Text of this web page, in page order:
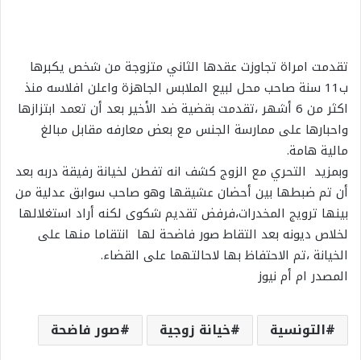
تقدمت امراة تجاوزت عقدها الثاني متزوجة من شخص يكبرها
ب11 سنة صاحب محل لبيع الملابس الجاهزة واعلن افلاسه منذ
اكثر من 6 أشهر ،تقدمت بقضية ضد الأخير بعد أن تعمد ابتزازها
واحبارها على ممارسة الجنس مع بعض معارفه مقابل مبالغ
مالية هامة.
وبمزيد التحري مع الزوج كشف انه تفطن لخيانة رفيقة دربه بعد
أن تم ضبطها بين أحضان عشيقها وهو صاحب سوابق عدلية من
بينها ترويج المخدرات،فرفض تقديم شكوى لكنه أراد استغلالها
لخلاص ديونه بعد التقاط صور فاضحة لها انتقاما منها على
الخيانة ،تم الاحتفاظ بها لاحالتهما على القضاء.
المصدر ام أم نيوز
التونسية خيانة زوجية صور فاضحة